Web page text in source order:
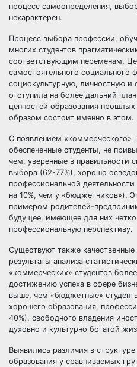
процесс самоопределения,
нехарактерен.
Процесс выбора профессии,
многих студентов
соответствующим переменам.
самостоятельного социального
социокультурную, личностную и
отступила на более дальний
ценностей образования
образом состоит именно в этом.
С появлением «коммерческого»
обеспеченные студенты, не
чем, уверенные в правильности
выбора (62-77%), хорошо
профессиональной
на 10%, чем у «бюджетников»).
примером родителей-
будущее, имеющее для них
профессиональную перспективу.
Существуют также качественные
результаты анализа
«коммерческих» студентов
достижению успеха в сфере
выше, чем «бюджетные»
хорошего образования,
40%), свободного владения
духовно и культурно богатой
Выявились различия в
образования у сравниваемых